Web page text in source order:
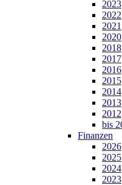
2023
2022
2021
2020
2018
2017
2016
2015
2014
2013
2012
bis
Finanzen
2026
2025
2024
2023